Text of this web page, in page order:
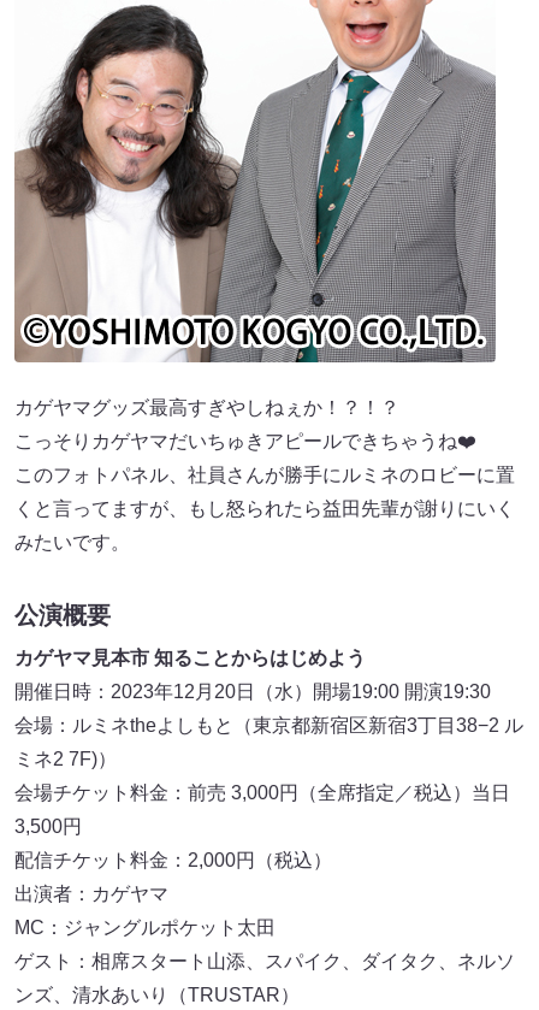
カゲヤマグッズ最高すぎやしねぇか！？！？
こっそりカゲヤマだいちゅきアピールできちゃうね❤️
このフォトパネル、社員さんが勝手にルミネのロビーに置
くと言ってますが、もし怒られたら益田先輩が謝りにいく
みたいです。
公演概要
カゲヤマ見本市 知ることからはじめよう
開催日時：2023年12月20日（水）開場19:00 開演19:30
会場：ルミネtheよしもと（東京都新宿区新宿3丁目38−2 ル
ミネ2 7F)）
会場チケット料金：前売 3,000円（全席指定／税込）当日
3,500円
配信チケット料金：2,000円（税込）
出演者：カゲヤマ
MC：ジャングルポケット太田
ゲスト：相席スタート山添、スパイク、ダイタク、ネルソ
ンズ、清水あいり（TRUSTAR）